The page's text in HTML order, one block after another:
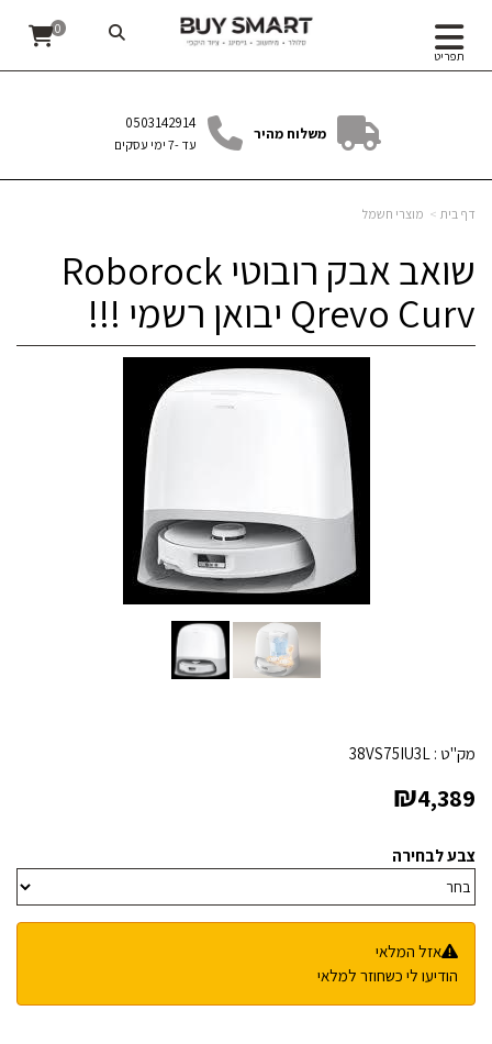
תפריט
0
משלוח מהיר
0503142914
עד -7 ימי עסקים
דף בית מוצרי חשמל
‏שואב אבק רובוטי Roborock
Qrevo Curv יבואן רשמי !!!
מק"ט : 38VS75IU3L
₪4,389
צבע לבחירה
אזל המלאי
הודיעו לי כשחוזר למלאי